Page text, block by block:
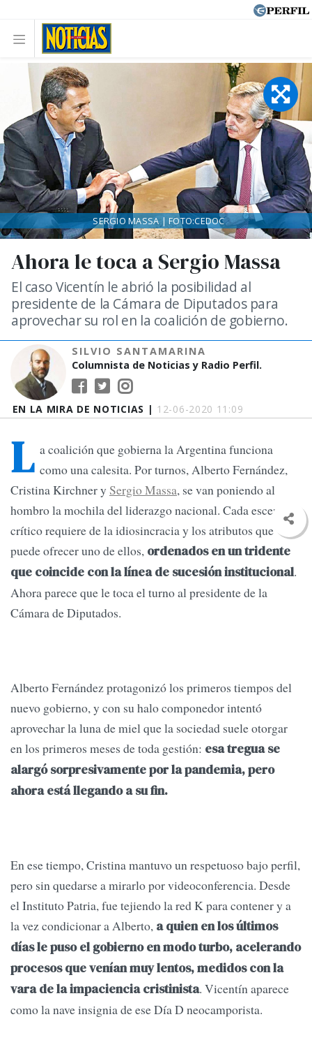
EN LA MIRA DE NOTICIAS | 12-06-2020 11:09
Ahora le toca a Sergio Massa
El caso Vicentín le abrió la posibilidad al
presidente de la Cámara de Diputados para
aprovechar su rol en la coalición de gobierno.
SILVIO SANTAMARINA
Columnista de Noticias y Radio Perfil.
SERGIO MASSA | FOTO:CEDOC
L a coalición que gobierna la Argentina funciona
como una calesita. Por turnos, Alberto Fernández,
Cristina Kirchner y Sergio Massa, se van poniendo al
hombro la mochila del liderazgo nacional. Cada escenario
crítico requiere de la idiosincracia y los atributos que
puede ofrecer uno de ellos, ordenados en un tridente
que coincide con la línea de sucesión institucional.
Ahora parece que le toca el turno al presidente de la
Cámara de Diputados.
Alberto Fernández protagonizó los primeros tiempos del
nuevo gobierno, y con su halo componedor intentó
aprovechar la luna de miel que la sociedad suele otorgar
en los primeros meses de toda gestión: esa tregua se
alargó sorpresivamente por la pandemia, pero
ahora está llegando a su fin.
En ese tiempo, Cristina mantuvo un respetuoso bajo perfil,
pero sin quedarse a mirarlo por videoconferencia. Desde
el Instituto Patria, fue tejiendo la red K para contener y a
la vez condicionar a Alberto, a quien en los últimos
días le puso el gobierno en modo turbo, acelerando
procesos que venían muy lentos, medidos con la
vara de la impaciencia cristinista. Vicentín aparece
como la nave insignia de ese Día D neocamporista.